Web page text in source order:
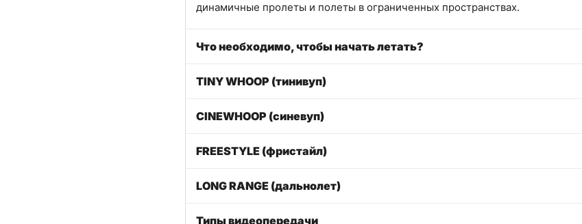
динамичные пролеты и полеты в ограниченных пространствах.
Что необходимо, чтобы начать летать?
TINY WHOOP (тинивуп)
CINEWHOOP (синевуп)
FREESTYLE (фристайл)
LONG RANGE (дальнолет)
Типы видеопередачи